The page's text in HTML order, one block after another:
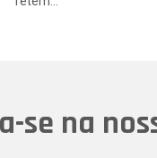
se na